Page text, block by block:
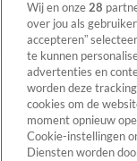
Uitzending bijwonen
Wij en onze 28
over jou als
accepteren”
te kunnen
advertenties en
worden deze
cookies om de
moment opnieuw
Cookie-instellingen
Diensten worden